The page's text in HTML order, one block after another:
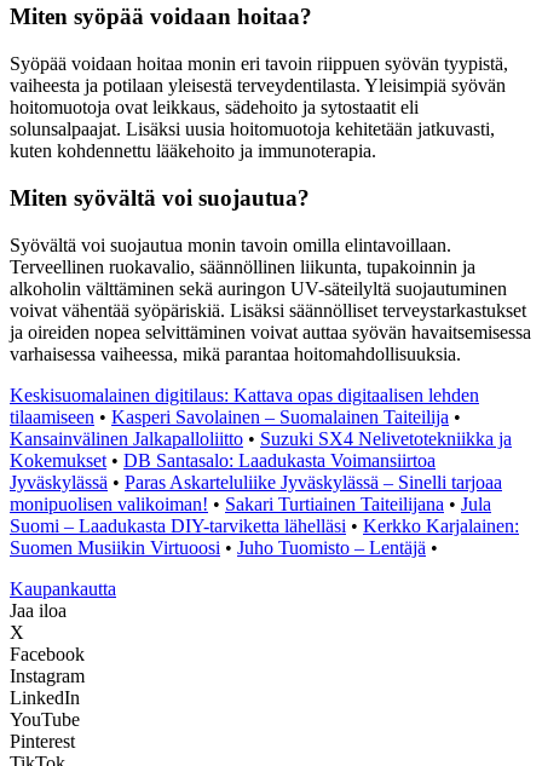
Miten syöpää voidaan hoitaa?
Syöpää voidaan hoitaa monin eri tavoin riippuen syövän tyypistä,
vaiheesta ja potilaan yleisestä terveydentilasta. Yleisimpiä syövän
hoitomuotoja ovat leikkaus, sädehoito ja sytostaatit eli
solunsalpaajat. Lisäksi uusia hoitomuotoja kehitetään jatkuvasti,
kuten kohdennettu lääkehoito ja immunoterapia.
Miten syövältä voi suojautua?
Syövältä voi suojautua monin tavoin omilla elintavoillaan.
Terveellinen ruokavalio, säännöllinen liikunta, tupakoinnin ja
alkoholin välttäminen sekä auringon UV-säteilyltä suojautuminen
voivat vähentää syöpäriskiä. Lisäksi säännölliset terveystarkastukset
ja oireiden nopea selvittäminen voivat auttaa syövän havaitsemisessa
varhaisessa vaiheessa, mikä parantaa hoitomahdollisuuksia.
Keskisuomalainen digitilaus: Kattava opas digitaalisen lehden
tilaamiseen • Kasperi Savolainen – Suomalainen Taiteilija •
Kansainvälinen Jalkapalloliitto • Suzuki SX4 Nelivetotekniikka ja
Kokemukset • DB Santasalo: Laadukasta Voimansiirtoa
Jyväskylässä • Paras Askarteluliike Jyväskylässä – Sinelli tarjoaa
monipuolisen valikoiman! • Sakari Turtiainen Taiteilijana • Jula
Suomi – Laadukasta DIY-tarviketta lähelläsi • Kerkko Karjalainen:
Suomen Musiikin Virtuoosi • Juho Tuomisto – Lentäjä •
Kaupankautta
Jaa iloa
X
Facebook
Instagram
LinkedIn
YouTube
Pinterest